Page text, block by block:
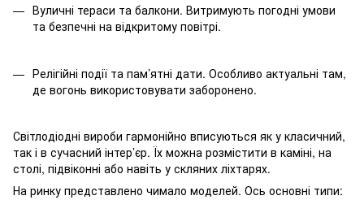
Вуличні тераси та балкони. Витримують погодні умови
та безпечні на відкритому повітрі.
Релігійні події та пам’ятні дати. Особливо актуальні там,
де вогонь використовувати заборонено.
Світлодіодні вироби гармонійно вписуються як у класичний,
так і в сучасний інтер’єр. Їх можна розмістити в каміні, на
столі, підвіконні або навіть у скляних ліхтарях.
На ринку представлено чимало моделей. Ось основні типи: